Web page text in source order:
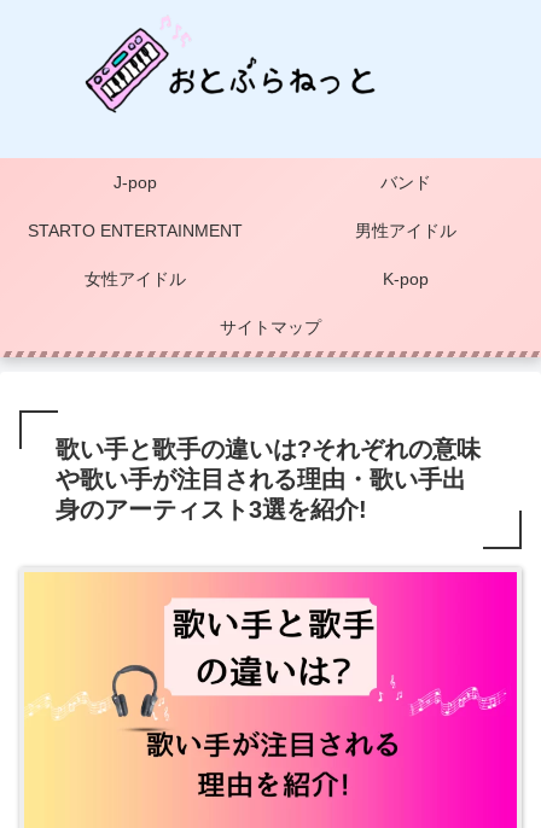
J-pop バンド
STARTO ENTERTAINMENT 男性アイドル
女性アイドル K-pop
サイトマップ
歌い手と歌手の違いは?それぞれの意味
や歌い手が注目される理由・歌い手出
身のアーティスト3選を紹介!